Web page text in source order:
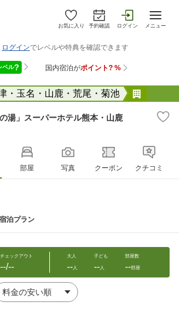
お気に入り 予約確認 ログイン メニュー
・玉名・山鹿・荒尾・菊池
湯」スーパーホテル熊本・山鹿
部屋 写真 クーポン クチコミ
泊プラン
チェックアウト
--/--
大人
--人
子ども
--人
部屋数
--部屋